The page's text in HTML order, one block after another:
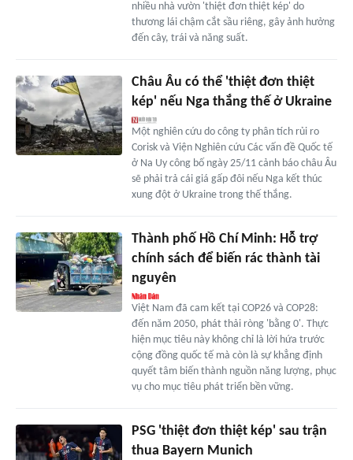
nhiều nhà vườn 'thiệt đơn thiệt kép' do
thương lái chậm cắt sầu riêng, gây ảnh hưởng
đến cây, trái và năng suất.
Châu Âu có thể 'thiệt đơn thiệt
kép' nếu Nga thắng thế ở Ukraine
Một nghiên cứu do công ty phân tích rủi ro
Corisk và Viện Nghiên cứu Các vấn đề Quốc tế
ở Na Uy công bố ngày 25/11 cảnh báo châu Âu
sẽ phải trả cái giá gấp đôi nếu Nga kết thúc
xung đột ở Ukraine trong thế thắng.
Thành phố Hồ Chí Minh: Hỗ trợ
chính sách để biến rác thành tài
nguyên
Việt Nam đã cam kết tại COP26 và COP28:
đến năm 2050, phát thải ròng 'bằng 0'. Thực
hiện mục tiêu này không chỉ là lời hứa trước
cộng đồng quốc tế mà còn là sự khẳng định
quyết tâm biến thành nguồn năng lượng, phục
vụ cho mục tiêu phát triển bền vững.
PSG 'thiệt đơn thiệt kép' sau trận
thua Bayern Munich